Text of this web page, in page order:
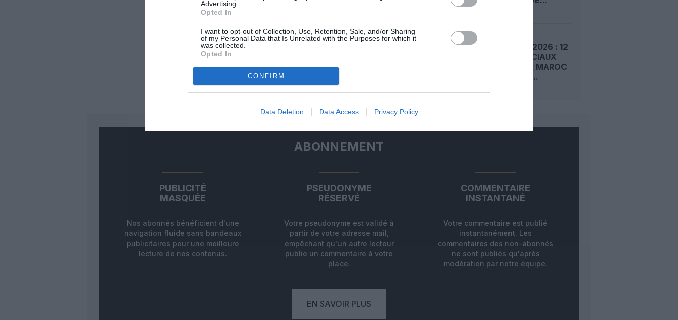
Advertising.
Opted In
I want to opt-out of Collection, Use, Retention, Sale, and/or Sharing
of my Personal Data that Is Unrelated with the Purposes for which it
was collected.
Opted In
CONFIRM
Data Deletion Data Access Privacy Policy
MONDIAL 2026 : 12
VOLS SPÉCIAUX
ROYAL AIR MAROC
POUR LES...
ABONNEMENT
PUBLICITÉ
MASQUÉE
Nos abonnés bénéficient d'une
navigation fluide sans bandeaux
publicitaires pour une meilleure
lecture de nos contenus.
PSEUDONYME
RÉSERVÉ
Votre pseudonyme est validé à
partir de votre adresse mail,
empêchant qu'un autre lecteur
publie un commentaire à votre
place.
COMMENTAIRE
INSTANTANÉ
Votre commentaire est publié
instantanément. Les
commentaires des non-abonnés
ne sont publiés qu'après
modération par notre équipe.
EN SAVOIR PLUS